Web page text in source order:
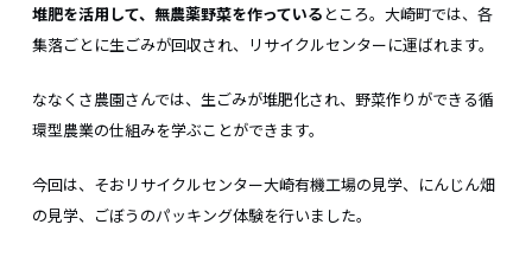
堆肥を活用して、無農薬野菜を作っている ところ。大崎町では、各
集落ごとに生ごみが回収され、リサイクルセンターに運ばれます。
ななくさ農園さんでは、生ごみが堆肥化され、野菜作りができる循
環型農業の仕組みを学ぶことができます。
今回は、そおリサイクルセンター大崎有機工場の見学、にんじん畑
の見学、ごぼうのパッキング体験を行いました。